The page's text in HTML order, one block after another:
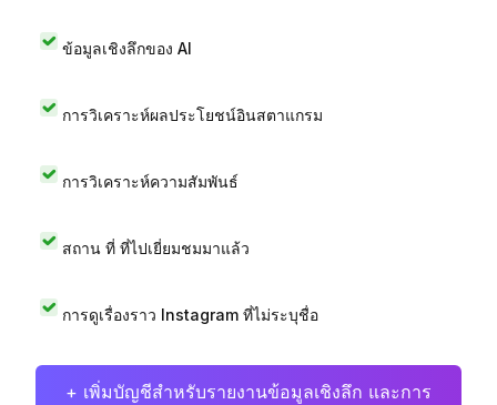
ข้อมูลเชิงลึกของ AI
การวิเคราะห์ผลประโยชน์อินสตาแกรม
การวิเคราะห์ความสัมพันธ์
สถาน ที่ ที่ไปเยี่ยมชมมาแล้ว
การดูเรื่องราว Instagram ที่ไม่ระบุชื่อ
+ เพิ่มบัญชีสำหรับรายงานข้อมูลเชิงลึก และการ